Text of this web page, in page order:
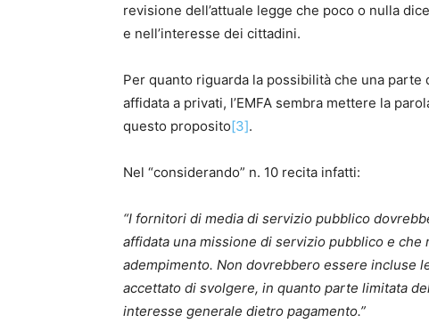
revisione dell’attuale legge che poco o nulla
e nell’interesse dei cittadini.
Per quanto riguarda la possibilità che una
affidata a privati, l’EMFA sembra mettere la
questo proposito[3].
Nel “considerando” n. 10 recita infatti:
“I fornitori di media di servizio pubblico
affidata una missione di servizio pubblico e
adempimento. Non dovrebbero essere incluse
accettato di svolgere, in quanto parte limitata
interesse generale dietro pagamento.”